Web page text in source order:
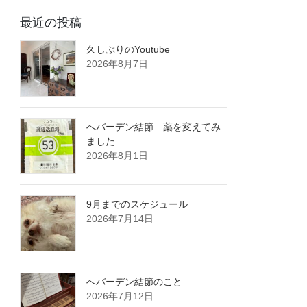
最近の投稿
久しぶりのYoutube
2026年8月7日
へバーデン結節 薬を変えてみ
ました
2026年8月1日
9月までのスケジュール
2026年7月14日
へバーデン結節のこと
2026年7月12日